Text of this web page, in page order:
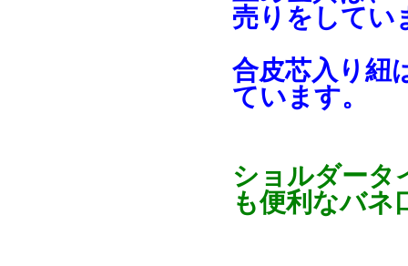
売りをしてい
合皮芯入り紐
ています。
ショルダータ
も便利なバネ